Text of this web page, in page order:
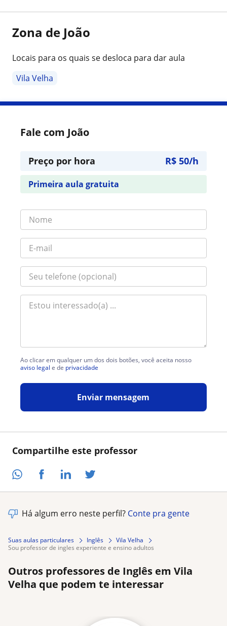
Compartilhe este professor
Zona de João
Locais para os quais se desloca para dar aula
Vila Velha
Fale com João
Preço por hora R$ 50/h
Primeira aula gratuita
Ao clicar em qualquer um dos dois botões, você aceita nosso
aviso legal e de privacidade
Enviar mensagem
Há algum erro neste perfil? Conte pra gente
Suas aulas particulares Inglês
Vila Velha
sou professor de ingles experiente e ensino adultos
Outros professores de Inglês em Vila
Velha que podem te interessar